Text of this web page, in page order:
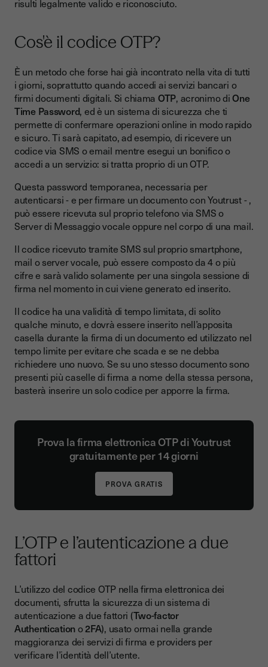
Quando si usa la firma OTP: casi pratici e ambiti d'utilizzo
risulti legalmente valido e riconosciuto.
Cos'è il codice OTP?
È un metodo che forse hai già incontrato nella vita di tutti
i giorni, soprattutto quando accedi ai servizi bancari o
firmi documenti digitali. Si chiama OTP, acronimo diOne
Time Password, ed è un sistema di sicurezza che ti
permette di confermare operazioni online in modo rapido
e sicuro. Ti sarà capitato, ad esempio, di ricevere un
codice via SMS o email mentre esegui un bonifico o
accedi a un servizio: si tratta proprio di un OTP.
Questa password temporanea, necessaria per
autenticarsi - e per firmare un documento con Youtrust - ,
può essere ricevuta sul proprio telefono via SMS o
Server di Messaggio vocale oppure nel corpo di una mail.
Il codice ricevuto tramite SMS sul proprio smartphone,
mail o server vocale, può essere composto da 4 o più
cifre e sarà valido solamente per una singola sessione di
firma nel momento in cui viene generato ed inserito.
Il codice ha una validità di tempo limitata, di solito
qualche minuto, e dovrà essere inserito nell’apposita
casella durante la firma di un documento ed utilizzato nel
tempo limite per evitare che scada e se ne debba
richiedere uno nuovo. Se su uno stesso documento sono
presenti più caselle di firma a nome della stessa persona,
basterà inserire un solo codice per apporre la firma.
Prova la firma elettronica OTP di Youtrust
gratuitamente per 14 giorni
L’OTP e l’autenticazione a due
fattori
L’utilizzo del codice OTP nella firma elettronica dei
documenti, sfrutta la sicurezza di un sistema di
autenticazione a due fattori (Two-factor
Authenticationo2FA), usato ormai nella grande
maggioranza dei servizi di firma e providers per
verificare l’identità dell’utente.